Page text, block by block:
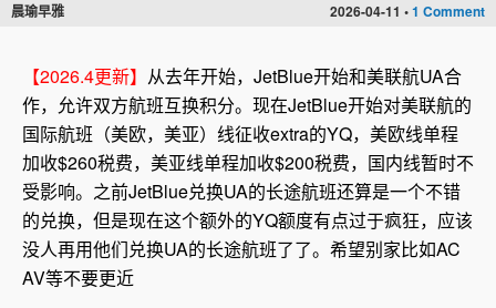
2026-04-11 •1 Comment
晨瑜早雅
【2026.4更新】 从去年开始，JetBlue开始和美联航UA合
作，允许双方航班互换积分。现在JetBlue开始对美联航的
国际航班（美欧，美亚）线征收extra的YQ，美欧线单程
加收$260税费，美亚线单程加收$200税费，国内线暂时不
受影响。之前JetBlue兑换UA的长途航班还算是一个不错
的兑换，但是现在这个额外的YQ额度有点过于疯狂，应该
没人再用他们兑换UA的长途航班了了。希望别家比如AC
AV等不要更近